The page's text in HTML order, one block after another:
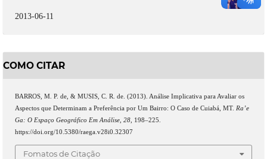
2013-06-11
COMO CITAR
BARROS, M. P. de, & MUSIS, C. R. de. (2013). Análise Implicativa para Avaliar os
Aspectos que Determinam a Preferência por Um Bairro: O Caso de Cuiabá, MT. Ra’e
Ga: O Espaço Geográfico Em Análise, 28, 198–225.
https://doi.org/10.5380/raega.v28i0.32307
Fomatos de Citação